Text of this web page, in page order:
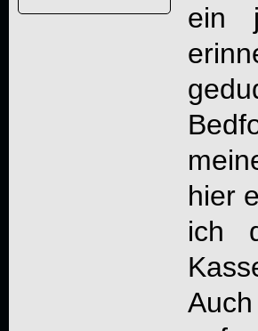
ein
hier
ich